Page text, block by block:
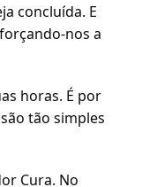
concluída. E
nos a
horas. É por
tão simples
Cura. No